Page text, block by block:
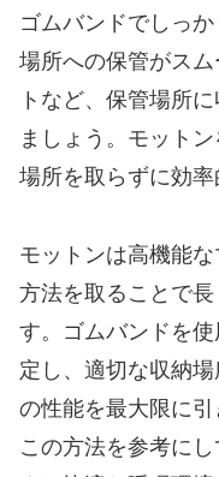
ゴムバンドでしっ
場所への保管がス
トなど、保管場所
ましょう。モット
場所を取らずに効率
モットンは高機能
方法を取ることで
す。ゴムバンドを
定し、適切な収納
の性能を最大限に引
この方法を参考に